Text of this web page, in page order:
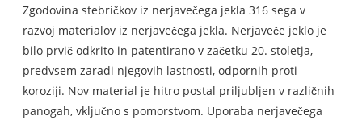
Zgodovina stebričkov iz nerjavečega jekla 316 sega v
razvoj materialov iz nerjavečega jekla. Nerjaveče jeklo je
bilo prvič odkrito in patentirano v začetku 20. stoletja,
predvsem zaradi njegovih lastnosti, odpornih proti
koroziji. Nov material je hitro postal priljubljen v različnih
panogah, vključno s pomorstvom. Uporaba nerjavečega